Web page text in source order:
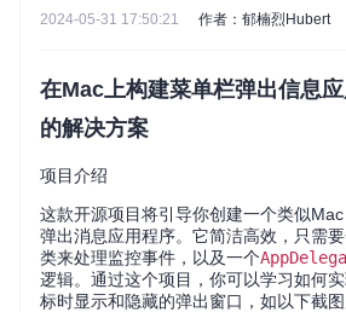
2024-05-31 17:50:21 作者：郁楠烈Hubert
在Mac上构建菜单栏弹出信息
的解决方案
项目介绍
这款开源项目将引导你创建一个类似
弹出消息应用程序。它简洁高效，只需
类来处理监控事件，以及一个
逻辑。通过这个项目，你可以学习如何
标时显示和隐藏的弹出窗口，如以下截图